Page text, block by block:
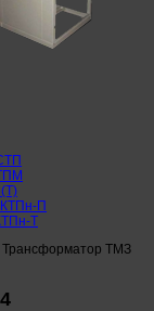
П
Т
Трансформатор ТМЗ